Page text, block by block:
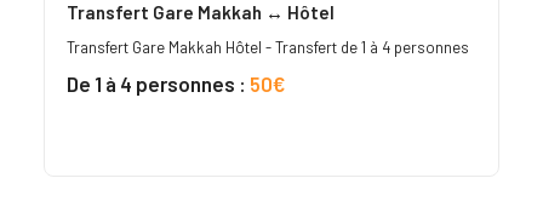
Transfert Gare Makkah ↔ Hôtel
Transfert Gare Makkah Hôtel - Transfert de 1 à 4 personnes
De 1 à 4 personnes : 50€